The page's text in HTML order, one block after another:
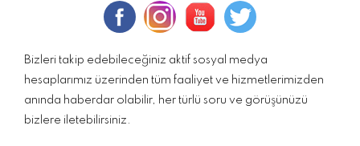
Bizleri takip edebileceğiniz aktif sosyal medya
hesaplarımız üzerinden tüm faaliyet ve hizmetlerimizden
anında haberdar olabilir, her türlü soru ve görüşünüzü
bizlere iletebilirsiniz.